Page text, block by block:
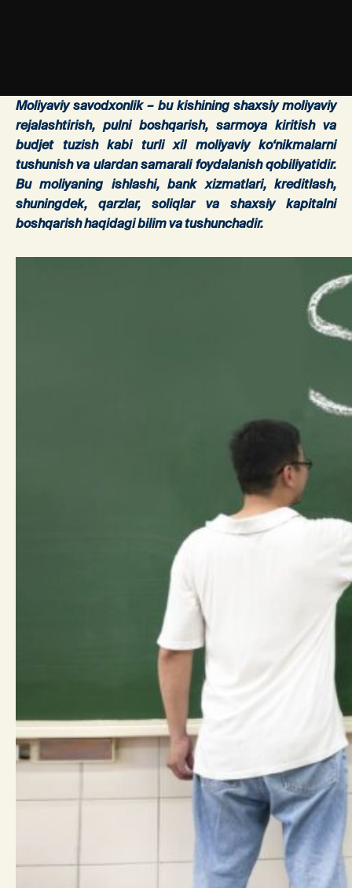
Moliyaviy savodxonlik – bu kishining shaxsiy moliyaviy
rejalashtirish, pulni boshqarish, sarmoya kiritish va
budjet tuzish kabi turli xil moliyaviy ko‘nikmalarni
tushunish va ulardan samarali foydalanish qobiliyatidir.
Bu moliyaning ishlashi, bank xizmatlari, kreditlash,
shuningdek, qarzlar, soliqlar va shaxsiy kapitalni
boshqarish haqidagi bilim va tushunchadir.